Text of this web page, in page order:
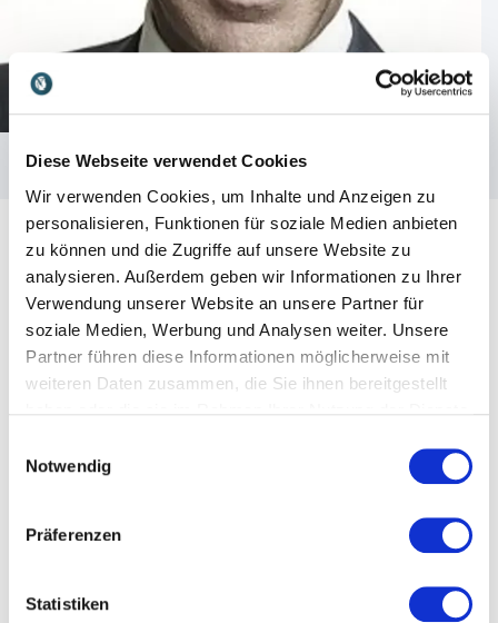
Diese Webseite verwendet Cookies
Wir verwenden Cookies, um Inhalte und Anzeigen zu
personalisieren, Funktionen für soziale Medien anbieten
zu können und die Zugriffe auf unsere Website zu
analysieren. Außerdem geben wir Informationen zu Ihrer
Verwendung unserer Website an unsere Partner für
soziale Medien, Werbung und Analysen weiter. Unsere
Partner führen diese Informationen möglicherweise mit
weiteren Daten zusammen, die Sie ihnen bereitgestellt
Notwendig
Präferenzen
Statistiken
Kundenbewertungen
War perfekt! Der Vortrag ist bei unsere Teilnehmern
wirklich sehr, sehr gut angekommen und hat uns sehr